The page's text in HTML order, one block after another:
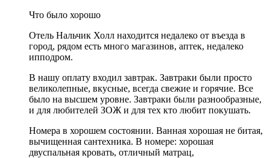
Что было хорошо
Отель Нальчик Холл находится недалеко от въезда в
город, рядом есть много магазинов, аптек, недалеко
ипподром.
В нашу оплату входил завтрак. Завтраки были просто
великолепные, вкусные, всегда свежие и горячие. Все
было на высшем уровне. Завтраки были разнообразные,
и для любителей ЗОЖ и для тех кто любит покушать.
Номера в хорошем состоянии. Ванная хорошая не битая,
вычищенная сантехника. В номере: хорошая
двуспальная кровать, отличный матрац,